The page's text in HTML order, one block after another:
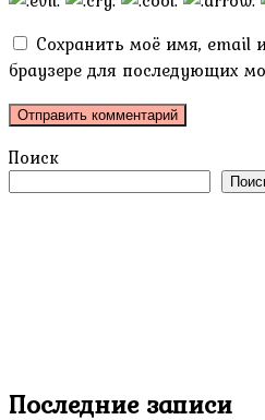
Сохранить моё имя, email
браузере для последующих
Поиск
Последние записи